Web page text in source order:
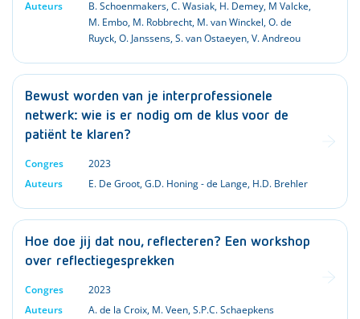
Auteurs
B. Schoenmakers,C. Wasiak, H. Demey, M Valcke,
M. Embo, M. Robbrecht, M. van Winckel,O. de
Ruyck,O. Janssens,S. van Ostaeyen,V. Andreou
Bewust worden van je interprofessionele
netwerk: wie is er nodig om de klus voor de
patiënt te klaren?
Congres
2023
Auteurs
E. De Groot,G.D. Honing - de Lange, H.D. Brehler
Hoe doe jij dat nou, reflecteren? Een workshop
over reflectiegesprekken
Congres
2023
Auteurs
A. de la Croix, M. Veen,S.P.C. Schaepkens